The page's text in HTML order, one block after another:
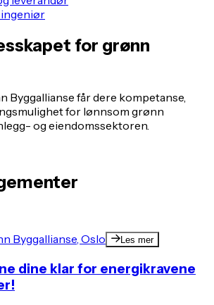
ingeniør
for grønn
Byggallianse får dere kompetanse,
for lønnsom grønn
og eiendomssektoren.
Byggallianse, Oslo Les mer
dine klar for energikravene